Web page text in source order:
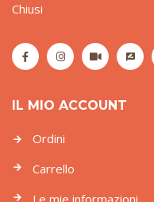
Chiusi
IL MIO ACCOUNT
Ordini
Carrello
Le mie informazioni